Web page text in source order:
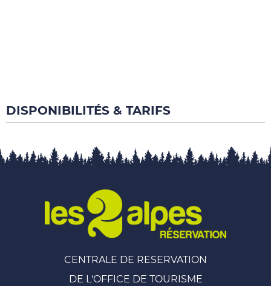
DISPONIBILITÉS & TARIFS
CENTRALE DE RESERVATION
DE L'OFFICE DE TOURISME